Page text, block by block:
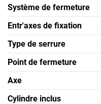
Système de fermeture
Entr'axes de fixation
Type de serrure
Point de fermeture
Axe
Cylindre inclus